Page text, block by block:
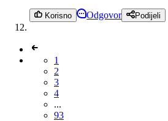
Korisno Odgovor Podijeli
1
2
3
4
...
93